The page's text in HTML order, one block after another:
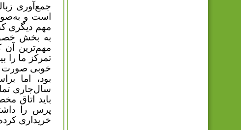
جمع‌آوری
است و
مهم دیگری
به بخش
مهم‌ترین
تمرکز ما را
خوبی صورت
بود، اما
سال‌جاری
باید اتاق
پرس را
خریداری